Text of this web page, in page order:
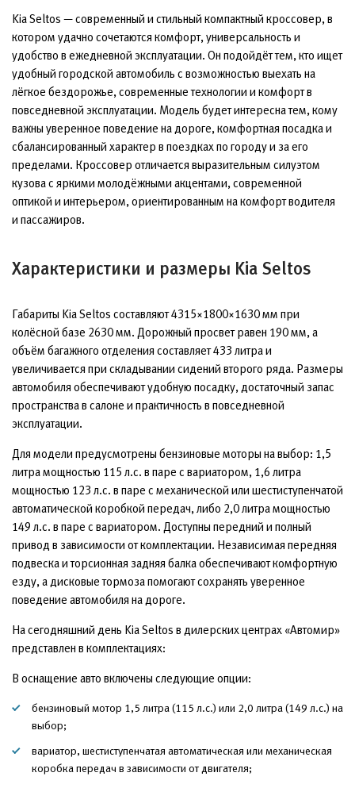
Kia Seltos — современный и стильный компактный кроссовер, в
котором удачно сочетаются комфорт, универсальность и
удобство в ежедневной эксплуатации. Он подойдёт тем, кто ищет
удобный городской автомобиль с возможностью выехать на
лёгкое бездорожье, современные технологии и комфорт в
повседневной эксплуатации. Модель будет интересна тем, кому
важны уверенное поведение на дороге, комфортная посадка и
сбалансированный характер в поездках по городу и за его
пределами. Кроссовер отличается выразительным силуэтом
кузова с яркими молодёжными акцентами, современной
оптикой и интерьером, ориентированным на комфорт водителя
и пассажиров.
Характеристики и размеры Kia Seltos
Габариты Kia Seltos составляют 4315×1800×1630 мм при
колёсной базе 2630 мм. Дорожный просвет равен 190 мм, а
объём багажного отделения составляет 433 литра и
увеличивается при складывании сидений второго ряда. Размеры
автомобиля обеспечивают удобную посадку, достаточный запас
пространства в салоне и практичность в повседневной
эксплуатации.
Для модели предусмотрены бензиновые моторы на выбор: 1,5
литра мощностью 115 л.с. в паре с вариатором, 1,6 литра
мощностью 123 л.с. в паре с механической или шестиступенчатой
автоматической коробкой передач, либо 2,0 литра мощностью
149 л.с. в паре с вариатором. Доступны передний и полный
привод в зависимости от комплектации. Независимая передняя
подвеска и торсионная задняя балка обеспечивают комфортную
езду, а дисковые тормоза помогают сохранять уверенное
поведение автомобиля на дороге.
На сегодняшний день Kia Seltos в дилерских центрах «Автомир»
представлен в комплектациях:
В оснащение авто включены следующие опции:
бензиновый мотор 1,5 литра (115 л.с.) или 2,0 литра (149 л.с.) на
выбор;
вариатор, шестиступенчатая автоматическая или механическая
коробка передач в зависимости от двигателя;